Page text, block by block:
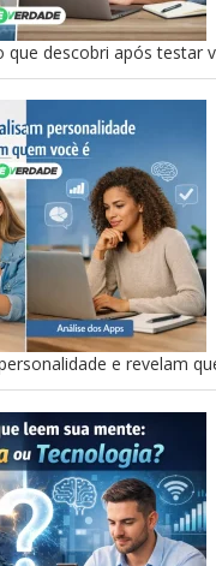
que descobri após testar
e revelam